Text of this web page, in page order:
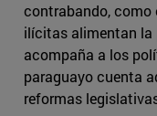
contrabando, como
ilícitas alimentan la
acompaña a los
paraguayo cuenta
reformas